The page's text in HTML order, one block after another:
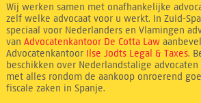
Wij werken samen met onafhankelijke
zelf welke advocaat voor u werkt. In Zuid-
speciaal voor Nederlanders en Vlamingen
van Advocatenkantoor De Cotta Law
Advocatenkantoor Ilse Jodts Legal & Taxes.
beschikken over Nederlandstalige
met alles rondom de aankoop onroerend
fiscale zaken in Spanje.